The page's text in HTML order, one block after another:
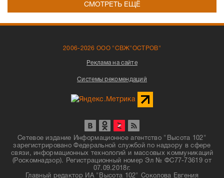
СМОТРЕТЬ ЕЩЁ
2006-2026 ООО "СВЖ"ОСТРОВ"
Реклама на сайте
Системы рекомендаций
Сетевое издание Информационное агентство "Высота 102"
зарегистрировано Федеральной службой по надзору в сфере
связи, информационных технологий и массовых коммуникаций
(Роскомнадзор). Регистрационный номер Эл № ФС77-73619 от
07.09.2018г.
Главный редактор ИА "Высота 102" Соколова Евгения